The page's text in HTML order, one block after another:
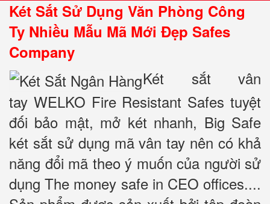
Két Sắt Sử Dụng Văn Phòng Công
Ty Nhiều Mẫu Mã Mới Đẹp Safes
Company
Két sắt vân
tay WELKO Fire Resistant Safes tuyệt
đối bảo mật, mở két nhanh, Big Safe
két sắt sử dụng mã vân tay nên có khả
năng đổi mã theo ý muốn của người sử
dụng The money safe in CEO offices....